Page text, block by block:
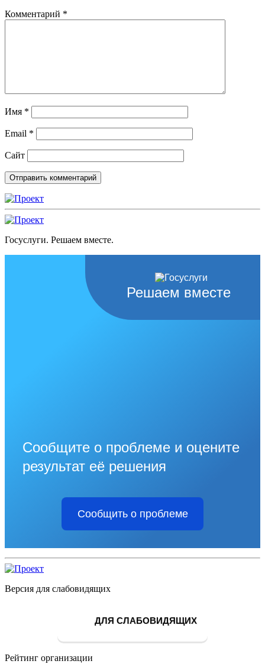
Комментарий *
Имя *
Email *
Сайт
Госуслуги. Решаем вместе.
Решаем вместе
Сообщите о проблеме и оцените
результат её решения
Сообщить о проблеме
Версия для слабовидящих
ДЛЯ СЛАБОВИДЯЩИХ
Рейтинг организации